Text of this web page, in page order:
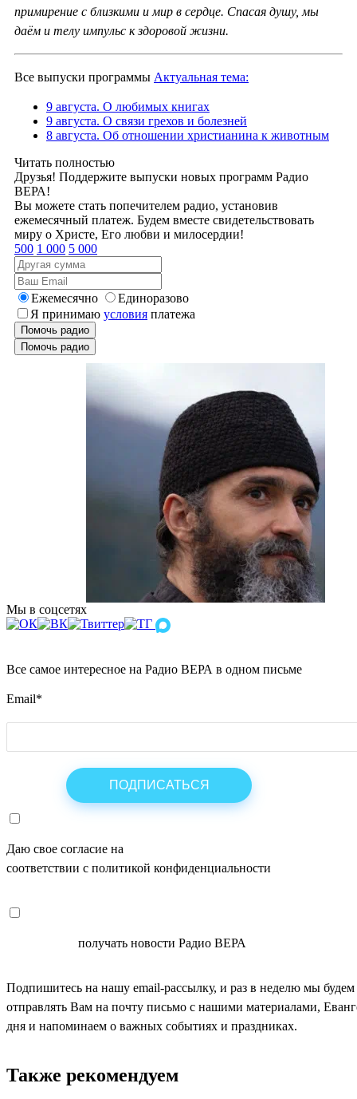
примирение с близкими и мир в сердце. Спасая душу, мы
даём и телу импульс к здоровой жизни.
Все выпуски программы Актуальная тема:
9 августа. О любимых книгах
9 августа. О связи грехов и болезней
8 августа. Об отношении христианина к животным
Читать полностью
Друзья! Поддержите выпуски новых программ Радио
ВЕРА!
Вы можете стать попечителем радио, установив
ежемесячный платеж. Будем вместе свидетельствовать
миру о Христе, Его любви и милосердии!
500 1 000 5 000
Ежемесячно
Единоразово
Я принимаю условия платежа
Помочь радио
Помочь радио
Мы в соцсетях
Все самое интересное на Радио ВЕРА в одном письме
Email*
Даю свое согласие на
соответствии с политикой конфиденциальности
получать новости Радио ВЕРА
Подпишитесь на нашу email-рассылку, и раз в неделю мы будем
отправлять Вам на почту письмо с нашими материалами,
дня и напоминаем о важных событиях и праздниках.
Также рекомендуем